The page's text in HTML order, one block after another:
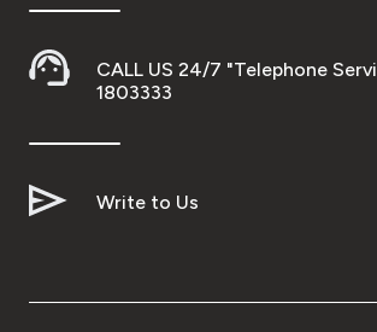
CALL US 24/7 "Telephone
1803333
Write to Us